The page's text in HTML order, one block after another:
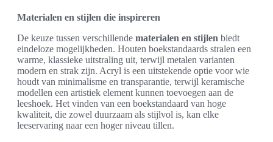
Materialen en stijlen die inspireren
De keuze tussen verschillende materialen en stijlen biedt
eindeloze mogelijkheden. Houten boekstandaards stralen een
warme, klassieke uitstraling uit, terwijl metalen varianten
modern en strak zijn. Acryl is een uitstekende optie voor wie
houdt van minimalisme en transparantie, terwijl keramische
modellen een artistiek element kunnen toevoegen aan de
leeshoek. Het vinden van een boekstandaard van hoge
kwaliteit, die zowel duurzaam als stijlvol is, kan elke
leeservaring naar een hoger niveau tillen.